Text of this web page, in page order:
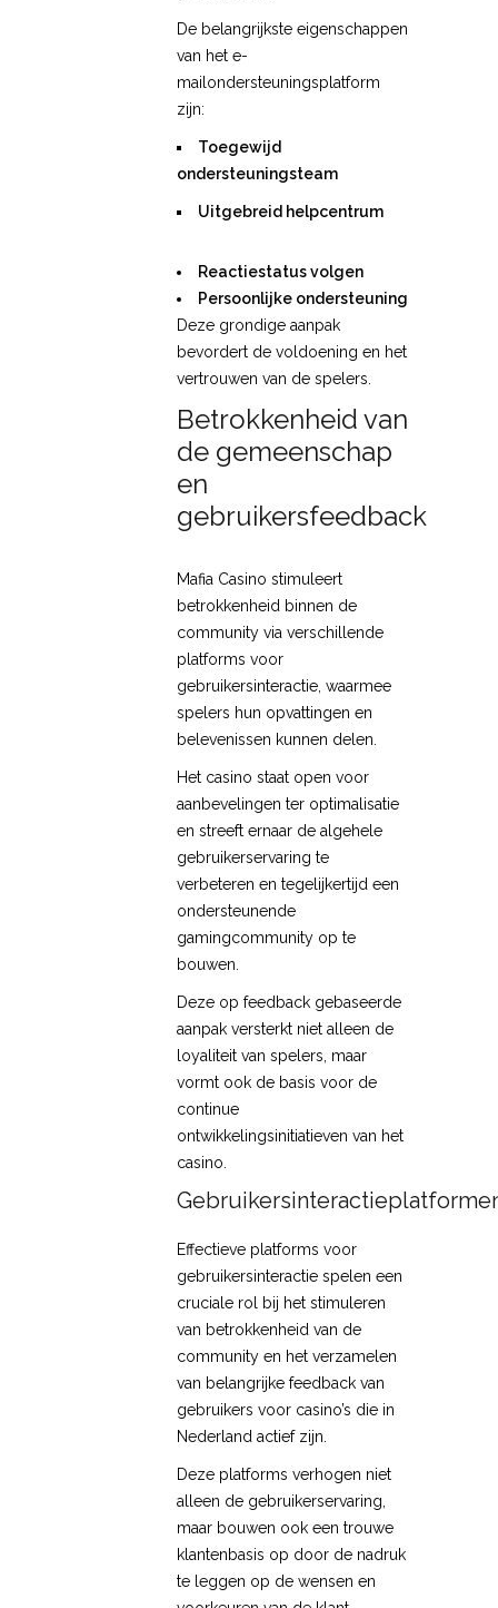
De belangrijkste eigenschappen
van het e-
mailondersteuningsplatform
zijn:
Toegewijd
ondersteuningsteam
Uitgebreid helpcentrum
Reactiestatus volgen
Persoonlijke ondersteuning
Deze grondige aanpak
bevordert de voldoening en het
vertrouwen van de spelers.
Betrokkenheid van
de gemeenschap
en
gebruikersfeedback
Mafia Casino stimuleert
betrokkenheid binnen de
community via verschillende
platforms voor
gebruikersinteractie, waarmee
spelers hun opvattingen en
belevenissen kunnen delen.
Het casino staat open voor
aanbevelingen ter optimalisatie
en streeft ernaar de algehele
gebruikerservaring te
verbeteren en tegelijkertijd een
ondersteunende
gamingcommunity op te
bouwen.
Deze op feedback gebaseerde
aanpak versterkt niet alleen de
loyaliteit van spelers, maar
vormt ook de basis voor de
continue
ontwikkelingsinitiatieven van het
casino.
Effectieve platforms voor
gebruikersinteractie spelen een
cruciale rol bij het stimuleren
van betrokkenheid van de
community en het verzamelen
van belangrijke feedback van
gebruikers voor casino’s die in
Nederland actief zijn.
Deze platforms verhogen niet
alleen de gebruikerservaring,
maar bouwen ook een trouwe
klantenbasis op door de nadruk
te leggen op de wensen en